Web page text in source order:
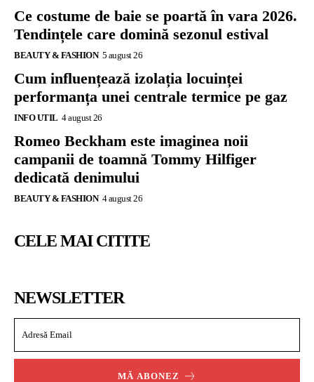
Ce costume de baie se poartă în vara 2026.
Tendințele care domină sezonul estival
BEAUTY & FASHION 5 august 26
Cum influențează izolația locuinței
performanța unei centrale termice pe gaz
INFO UTIL 4 august 26
Romeo Beckham este imaginea noii
campanii de toamnă Tommy Hilfiger
dedicată denimului
BEAUTY & FASHION 4 august 26
CELE MAI CITITE
NEWSLETTER
MĂ ABONEZ